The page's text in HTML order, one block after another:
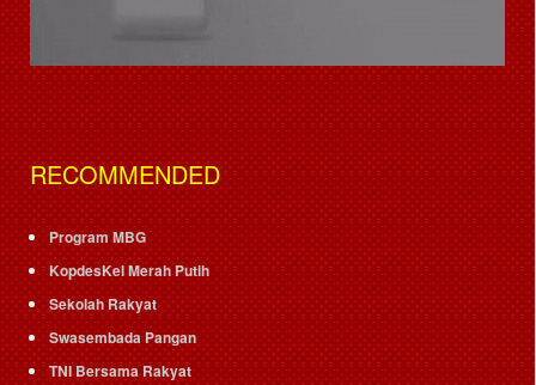
RECOMMENDED
Program MBG
KopdesKel Merah Putih
Sekolah Rakyat
Swasembada Pangan
TNI Bersama Rakyat